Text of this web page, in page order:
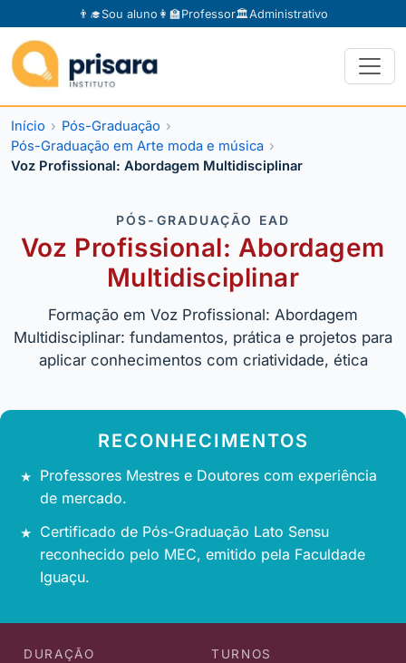
👨‍🎓Sou aluno 👩‍🏫Professor🏛️Administrativo
Início
Pós-Graduação
Pós-Graduação em Arte moda e música
Voz Profissional: Abordagem Multidisciplinar
PÓS-GRADUAÇÃO EAD
Voz Profissional: Abordagem
Multidisciplinar
Formação em Voz Profissional: Abordagem
Multidisciplinar: fundamentos, prática e projetos para
aplicar conhecimentos com criatividade, ética
RECONHECIMENTOS
Professores Mestres e Doutores com experiência
de mercado.
Certificado de Pós-Graduação Lato Sensu
reconhecido pelo MEC, emitido pela Faculdade
Iguaçu.
DURAÇÃO TURNOS